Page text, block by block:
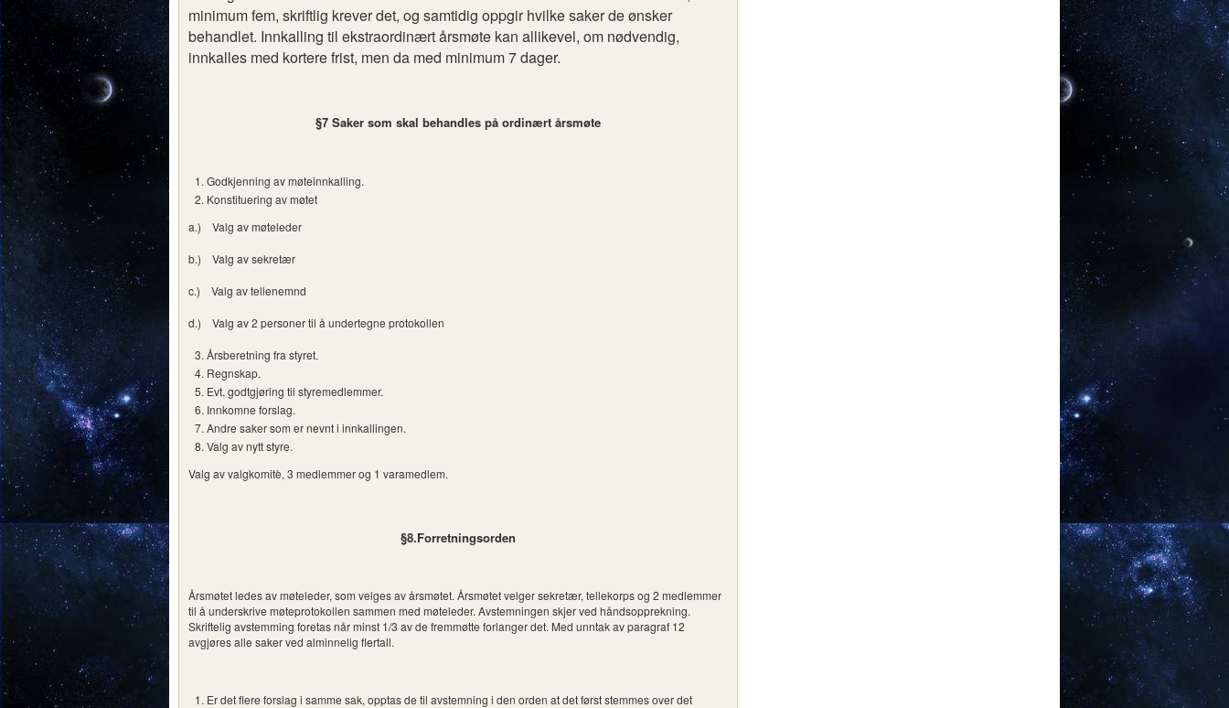
minimum fem, skriftlig krever det, og samtidig oppgir hvilke saker de ønsker
behandlet. Innkalling til ekstraordinært årsmøte kan allikevel, om nødvendig,
innkalles med kortere frist, men da med minimum 7 dager.
§7 Saker som skal behandles på ordinært årsmøte
Godkjenning av møteinnkalling.
Konstituering av møtet
a.) Valg av møteleder
b.) Valg av sekretær
c.) Valg av tellenemnd
d.) Valg av 2 personer til å undertegne protokollen
Årsberetning fra styret.
Regnskap.
Evt. godtgjøring til styremedlemmer.
Innkomne forslag.
Andre saker som er nevnt i innkallingen.
Valg av nytt styre.
Valg av valgkomitè, 3 medlemmer og 1 varamedlem.
§8.Forretningsorden
Årsmøtet ledes av møteleder, som velges av årsmøtet. Årsmøtet velger sekretær, tellekorps og 2 medlemmer
til å underskrive møteprotokollen sammen med møteleder. Avstemningen skjer ved håndsopprekning.
Skriftelig avstemming foretas når minst 1/3 av de fremmøtte forlanger det. Med unntak av paragraf 12
avgjøres alle saker ved alminnelig flertall.
Er det flere forslag i samme sak, opptas de til avstemning i den orden at det først stemmes over det